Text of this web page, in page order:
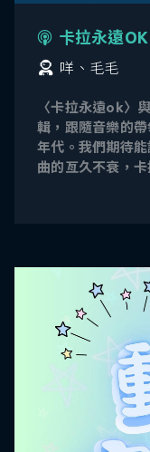
卡拉永遠OK
咩、毛毛
〈卡拉永遠ok〉
輯，跟隨音樂的
年代。我們期待能
曲的亙久不衰，卡